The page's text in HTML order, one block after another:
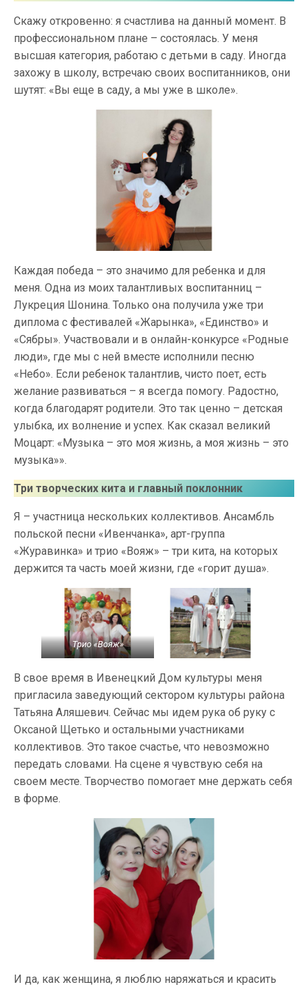
Скажу откровенно: я счастлива на данный момент. В
профессиональном плане – состоялась. У меня
высшая категория, работаю с детьми в саду. Иногда
захожу в школу, встречаю своих воспитанников, они
шутят: «Вы еще в саду, а мы уже в школе».
Каждая победа – это значимо для ребенка и для
меня. Одна из моих талантливых воспитанниц –
Лукреция Шонина. Только она получила уже три
диплома с фестивалей «Жарынка», «Единство» и
«Сябры». Участвовали и в онлайн-конкурсе «Родные
люди», где мы с ней вместе исполнили песню
«Небо». Если ребенок талантлив, чисто поет, есть
желание развиваться – я всегда помогу. Радостно,
когда благодарят родители. Это так ценно – детская
улыбка, их волнение и успех. Как сказал великий
Моцарт: «Музыка – это моя жизнь, а моя жизнь – это
музыка»».
Три творческих кита и главный поклонник
Я – участница нескольких коллективов. Ансамбль
польской песни «Ивенчанка», арт-группа
«Журавинка» и трио «Вояж» – три кита, на которых
держится та часть моей жизни, где «горит душа».
Трио «Вояж»
В свое время в Ивенецкий Дом культуры меня
пригласила заведующий сектором культуры района
Татьяна Аляшевич. Сейчас мы идем рука об руку с
Оксаной Щетько и остальными участниками
коллективов. Это такое счастье, что невозможно
передать словами. На сцене я чувствую себя на
своем месте. Творчество помогает мне держать себя
в форме.
И да, как женщина, я люблю наряжаться и красить